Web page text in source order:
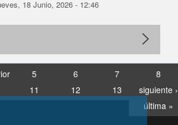
18 Junio, 2026 - 12:46
5 6 7
8
11 12 13
siguiente ›
última »